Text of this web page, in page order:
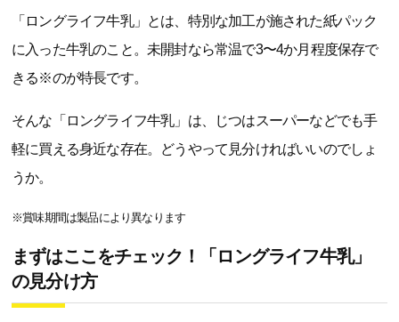
「ロングライフ牛乳」とは、特別な加工が施された紙パック
に入った牛乳のこと。未開封なら常温で3〜4か月程度保存で
きる※のが特長です。
そんな「ロングライフ牛乳」は、じつはスーパーなどでも手
軽に買える身近な存在。どうやって見分ければいいのでしょ
うか。
※賞味期間は製品により異なります
まずはここをチェック！「ロングライフ牛乳」
の見分け方